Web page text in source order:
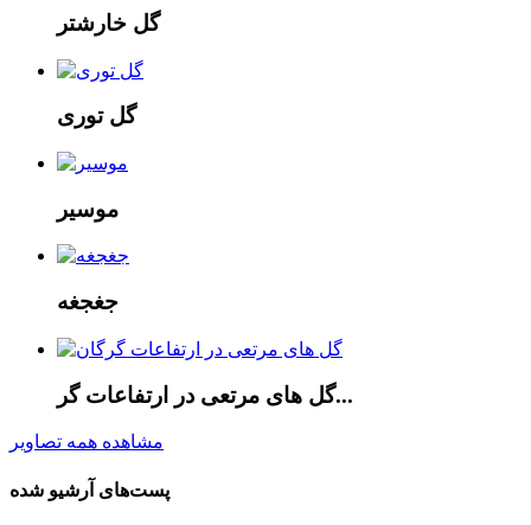
گل خارشتر
گل توری
موسیر
جغجغه
گل های مرتعی در ارتفاعات گر...
مشاهده همه تصاویر
پست‌های آرشیو شده